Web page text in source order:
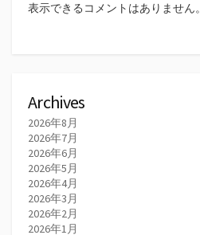
表示できるコメントはありません。
Archives
2026年8月
2026年7月
2026年6月
2026年5月
2026年4月
2026年3月
2026年2月
2026年1月